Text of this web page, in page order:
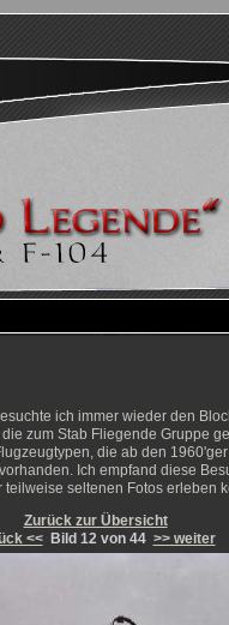
ich immer wieder den
zum Stab Fliegende Gruppe
die ab den
Ich empfand diese
seltenen Fotos erleben
Zurück zur Übersicht
<<Bild 12 von 44 >> weiter